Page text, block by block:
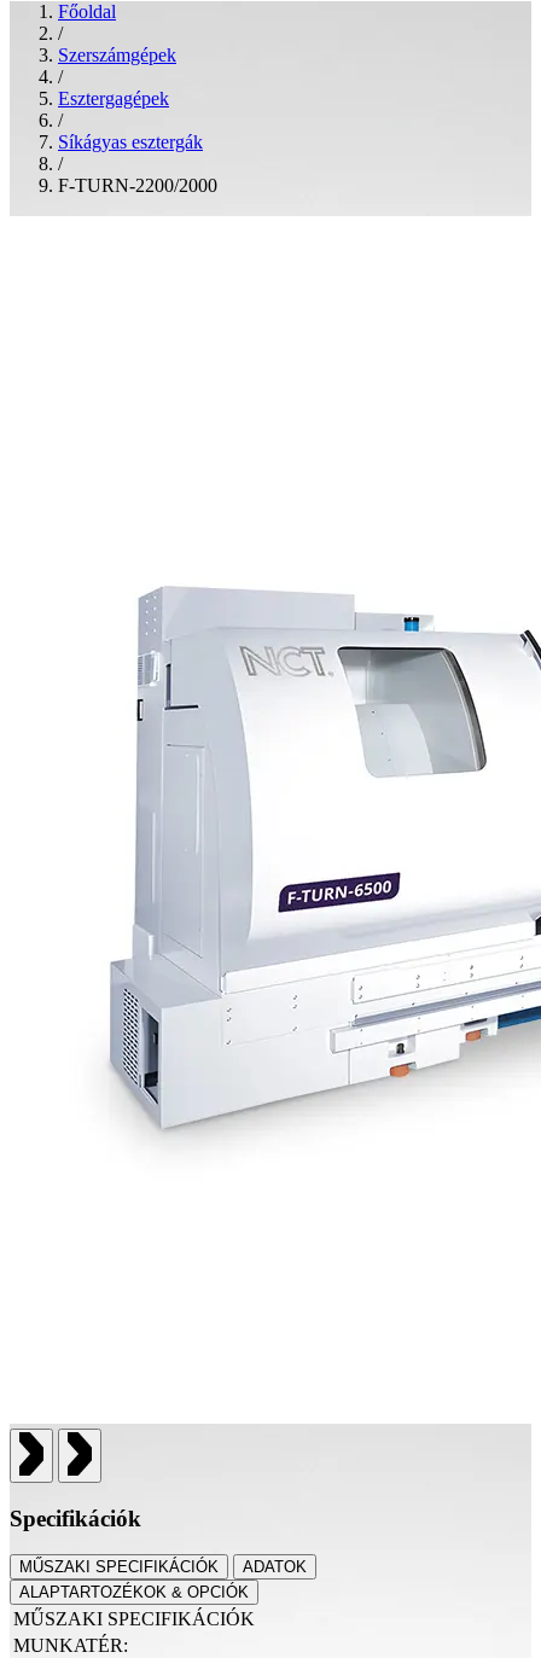
Főoldal
/
Szerszámgépek
/
Esztergagépek
/
Síkágyas esztergák
/
F-TURN-2200/2000
Specifikációk
MŰSZAKI SPECIFIKÁCIÓK
ADATOK
ALAPTARTOZÉKOK & OPCIÓK
MŰSZAKI SPECIFIKÁCIÓK
MUNKATÉR: